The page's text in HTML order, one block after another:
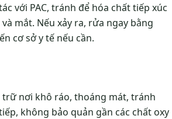
với PAC, tránh để hóa chất tiếp xúc
mắt. Nếu xảy ra, rửa ngay bằng
cơ sở y tế nếu cần.
trữ nơi khô ráo, thoáng mát, tránh
không bảo quản gần các chất oxy